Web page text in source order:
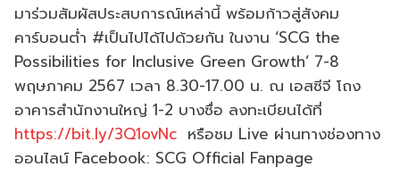
มาร่วมสัมผัสประสบการณ์เหล่านี้ พร้อมก้าวสู่สังคม
คาร์บอนต่ำ #เป็นไปได้ไปด้วยกัน ในงาน ‘SCG the
Possibilities for Inclusive Green Growth’ 7-8
พฤษภาคม 2567 เวลา 8.30-17.00 น. ณ เอสซีจี โถง
อาคารสำนักงานใหญ่ 1-2 บางซื่อ ลงทะเบียนได้ที่
https://bit.ly/3Q1ovNc หรือชม Live ผ่านทางช่องทาง
ออนไลน์ Facebook: SCG Official Fanpage